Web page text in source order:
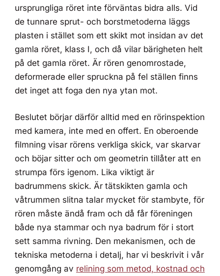
ursprungliga röret inte förväntas bidra alls. Vid
de tunnare sprut- och borstmetoderna läggs
plasten i stället som ett skikt mot insidan av det
gamla röret, klass I, och då vilar bärigheten helt
på det gamla röret. Är rören genomrostade,
deformerade eller spruckna på fel ställen finns
det inget att foga den nya ytan mot.
Beslutet börjar därför alltid med en rörinspektion
med kamera, inte med en offert. En oberoende
filmning visar rörens verkliga skick, var skarvar
och böjar sitter och om geometrin tillåter att en
strumpa förs igenom. Lika viktigt är
badrummens skick. Är tätskikten gamla och
våtrummen slitna talar mycket för stambyte, för
rören måste ändå fram och då får föreningen
både nya stammar och nya badrum för i stort
sett samma rivning. Den mekanismen, och de
tekniska metoderna i detalj, har vi beskrivit i vår
genomgång av relining som metod, kostnad och